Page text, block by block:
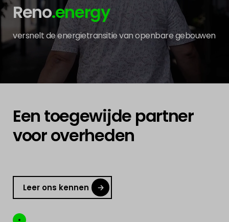
Reno.energy
versnelt de energietransitie van openbare gebouwen
Een toegewijde partner
voor overheden
Leer ons kennen